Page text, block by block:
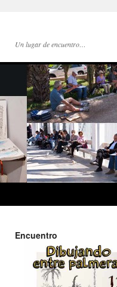
Un lugar de encuentro…
Encuentro